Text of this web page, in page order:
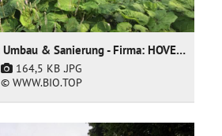
1. Platz - KATEGORIE: Umbau & Sanierung - Firma: HOVENIERSGEBROEDERS bvba
164,5 KB .JPG
© WWW.BIO.TOP